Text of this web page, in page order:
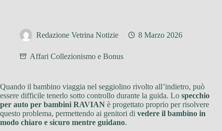
Redazione Vetrina Notizie 8 Marzo 2026
Affari Collezionismo e Bonus
Quando il bambino viaggia nel seggiolino rivolto all’indietro, può
essere difficile tenerlo sotto controllo durante la guida. Lo specchio
per auto per bambini RAVIAN è progettato proprio per risolvere
questo problema, permettendo ai genitori di vedere il bambino in
modo chiaro e sicuro mentre guidano.